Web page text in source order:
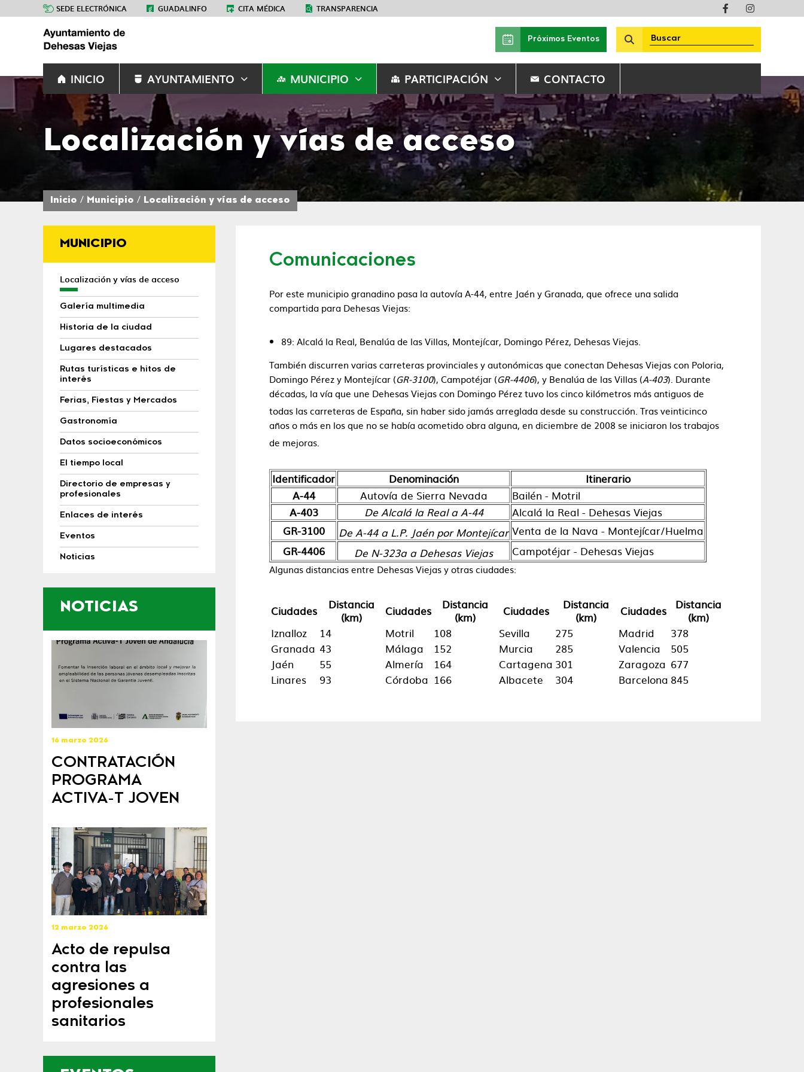
SEDE ELECTRÓNICA GUADALINFO CITA MÉDICA TRANSPARENCIA
Próximos Eventos
INICIO AYUNTAMIENTO MUNICIPIO PARTICIPACIÓN CONTACTO
Localización y vías de acceso
Inicio Municipio Localización y vías de acceso
MUNICIPIO
Localización y vías de acceso
Galería multimedia
Historia de la ciudad
Lugares destacados
Rutas turísticas e hitos de
interés
Ferias, Fiestas y Mercados
Gastronomía
Datos socioeconómicos
El tiempo local
Directorio de empresas y
profesionales
Enlaces de interés
Eventos
Noticias
NOTICIAS
16 marzo 2026
CONTRATACIÓN
PROGRAMA
ACTIVA-T JOVEN
12 marzo 2026
Acto de repulsa
contra las
agresiones a
profesionales
sanitarios
Comunicaciones
Por este municipio granadino pasa la autovía A-44, entre Jaén y Granada, que ofrece una salida
compartida para Dehesas Viejas:
89: Alcalá la Real, Benalúa de las Villas, Montejícar, Domingo Pérez, Dehesas Viejas.
También discurren varias carreteras provinciales y autonómicas que conectan Dehesas Viejas con Poloria,
Domingo Pérez y Montejícar (GR-3100), Campotéjar (GR-4406), y Benalúa de las Villas (A-403). Durante
décadas, la vía que une Dehesas Viejas con Domingo Pérez tuvo los cinco kilómetros más antiguos de
todas las carreteras de España, sin haber sido jamás arreglada desde su construcción. ​ Tras veinticinco
años o más en los que no se había acometido obra alguna, en diciembre de 2008 se iniciaron los trabajos
de mejoras.
Identificador Denominación
Itinerario
A-44
Autovía de Sierra Nevada
Bailén - Motril
A-403
De Alcalá la Real a A-44
Alcalá la Real - Dehesas Viejas
GR-3100
De A-44 a L.P. Jaén por Montejícar Venta de la Nava - Montejícar/Huelma
GR-4406
De N-323a a Dehesas Viejas Campotéjar - Dehesas Viejas
Algunas distancias entre Dehesas Viejas y otras ciudades:
Ciudades
Distancia
(km)
Ciudades
Distancia
(km)
Ciudades
Distancia
(km)
Ciudades
Distancia
(km)
Iznalloz
14 Motril 108 Sevilla 275 Madrid
378
Granada 43 Málaga 152 Murcia 285 Valencia
505
Jaén
55 Almería 164 Cartagena 301 Zaragoza 677
Linares
93 Córdoba 166 Albacete 304 Barcelona 845